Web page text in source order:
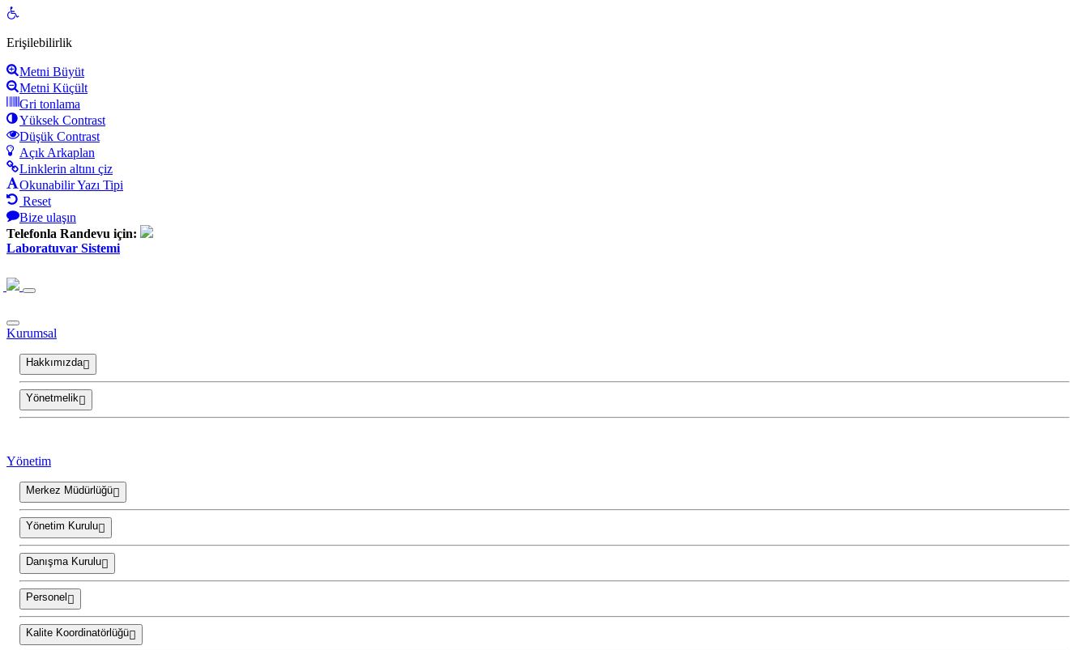
Open
Erişilebilirlik
Metni Büyüt
Metni Küçült
Gri tonlama
Yüksek Contrast
Düşük Contrast
Açık Arkaplan
Linklerin altını çiz
Okunabilir Yazı Tipi
Reset
Bize ulaşın
Telefonla Randevu için:
Laboratuvar Sistemi
Kurumsal
Hakkımızda
Yönetmelik
Yönetim
Merkez Müdürlüğü
Yönetim Kurulu
Danışma Kurulu
Personel
Kalite Koordinatörlüğü